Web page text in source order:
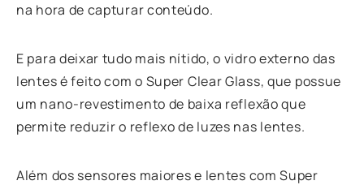
na hora de capturar conteúdo.
E para deixar tudo mais nítido, o vidro externo das
lentes é feito com o Super Clear Glass, que possue
um nano-revestimento de baixa reflexão que
permite reduzir o reflexo de luzes nas lentes.
Além dos sensores maiores e lentes com Super